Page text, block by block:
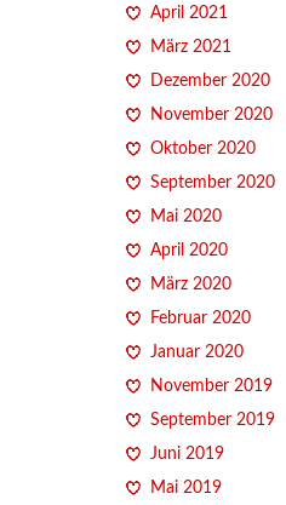
April 2021
März 2021
Dezember 2020
November 2020
Oktober 2020
September 2020
Mai 2020
April 2020
März 2020
Februar 2020
Januar 2020
November 2019
September 2019
Juni 2019
Mai 2019